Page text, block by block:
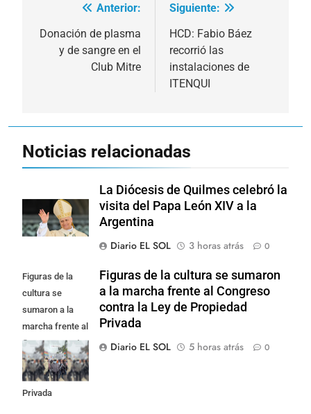
Navegación
de
entradas
Anterior:
Donación de plasma
y de sangre en el
Club Mitre
Siguiente:
HCD: Fabio Báez
recorrió las
instalaciones de
ITENQUI
Noticias relacionadas
La Diócesis de Quilmes celebró la
visita del Papa León XIV a la
Argentina
Diario EL SOL
3 horas atrás 0
Figuras de la
cultura se
sumaron a la
marcha frente al
Congreso contra
la Ley de
Propiedad
Privada
Figuras de la cultura se sumaron
a la marcha frente al Congreso
contra la Ley de Propiedad
Privada
Diario EL SOL
5 horas atrás 0